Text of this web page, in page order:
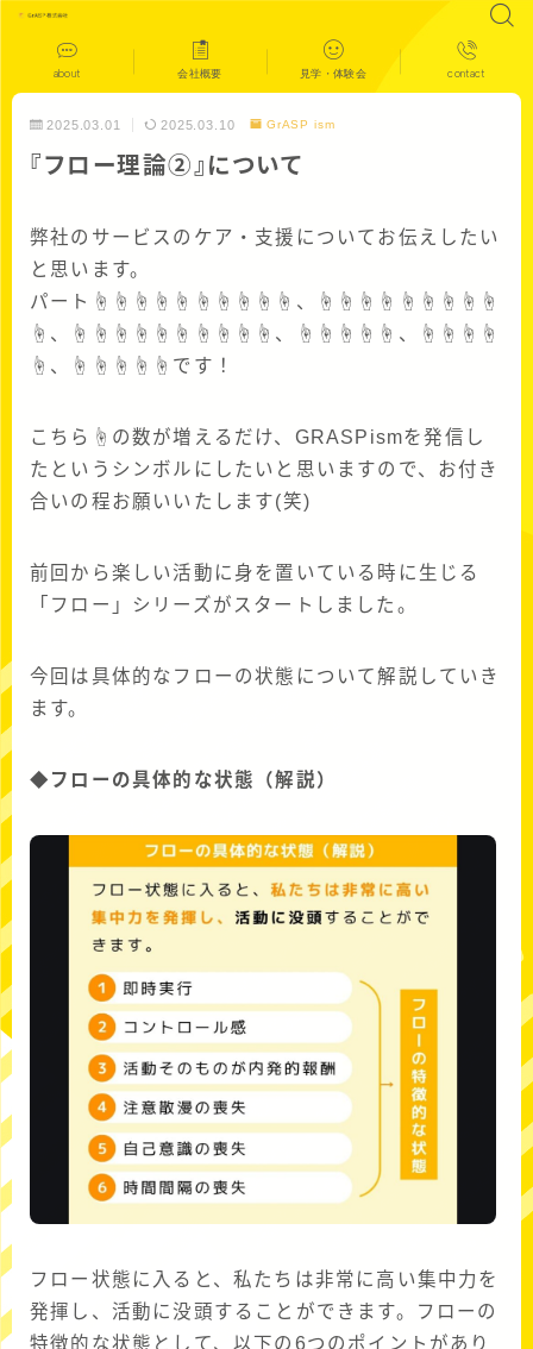
about 会社概要 見学・体験会 contact
2025.03.01 2025.03.10 GrASP ism
『フロー理論➁』について
弊社のサービスのケア・支援についてお伝えしたい
と思います。
パート☝☝☝☝☝☝☝☝☝☝、☝☝☝☝☝☝☝☝☝
☝、☝☝☝☝☝☝☝☝☝☝、☝☝☝☝☝、☝☝☝☝
☝、☝☝☝☝☝です！
こちら☝の数が増えるだけ、GRASPismを発信し
たというシンボルにしたいと思いますので、お付き
合いの程お願いいたします(笑)
前回から楽しい活動に身を置いている時に生じる
「フロー」シリーズがスタートしました。
今回は具体的なフローの状態について解説していき
ます。
◆フローの具体的な状態（解説）
フロー状態に入ると、私たちは非常に高い集中力を
発揮し、活動に没頭することができます。フローの
特徴的な状態として、以下の6つのポイントがあり